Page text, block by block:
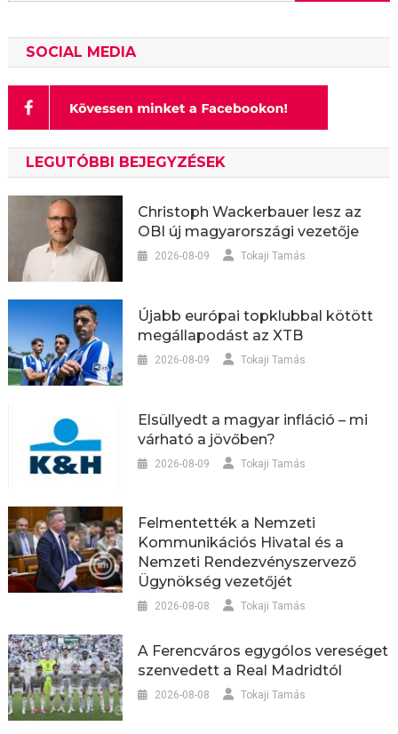
SOCIAL MEDIA
LEGUTÓBBI BEJEGYZÉSEK
Christoph Wackerbauer lesz az
OBI új magyarországi vezetője
2026-08-09 Tokaji Tamás
Újabb európai topklubbal kötött
megállapodást az XTB
2026-08-09 Tokaji Tamás
Elsüllyedt a magyar infláció – mi
várható a jövőben?
2026-08-09 Tokaji Tamás
Felmentették a Nemzeti
Kommunikációs Hivatal és a
Nemzeti Rendezvényszervező
Ügynökség vezetőjét
2026-08-08 Tokaji Tamás
A Ferencváros egygólos vereséget
szenvedett a Real Madridtól
2026-08-08 Tokaji Tamás